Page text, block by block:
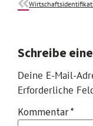
Schreibe
Deine E-Mail-
Erforderliche
Kommentar*